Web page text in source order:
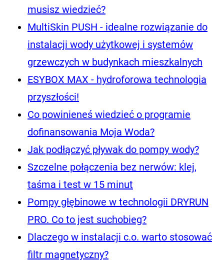
musisz wiedzieć?
MultiSkin PUSH - idealne rozwiązanie do
instalacji wody użytkowej i systemów
grzewczych w budynkach mieszkalnych
ESYBOX MAX - hydroforowa technologia
przyszłości!
Co powinieneś wiedzieć o programie
dofinansowania Moja Woda?
Jak podłączyć pływak do pompy wody?
Szczelne połączenia bez nerwów: klej,
taśma i test w 15 minut
Pompy głębinowe w technologii DRYRUN
PRO. Co to jest suchobieg?
Dlaczego w instalacji c.o. warto stosować
filtr magnetyczny?